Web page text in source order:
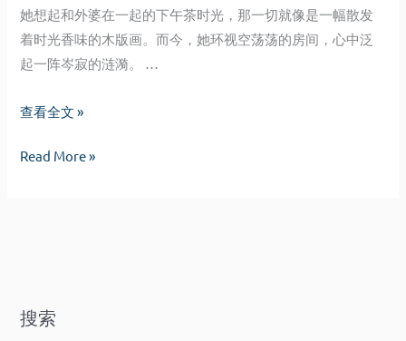
她想起和外婆在一起的下午茶时光，那一切就像是一幅散发
着时光香味的木版画。而今，她环视空荡荡的房间，心中泛
起一阵岑寂的涟漪。 …
内
的
查看全文 »
内
Read More »
搜索